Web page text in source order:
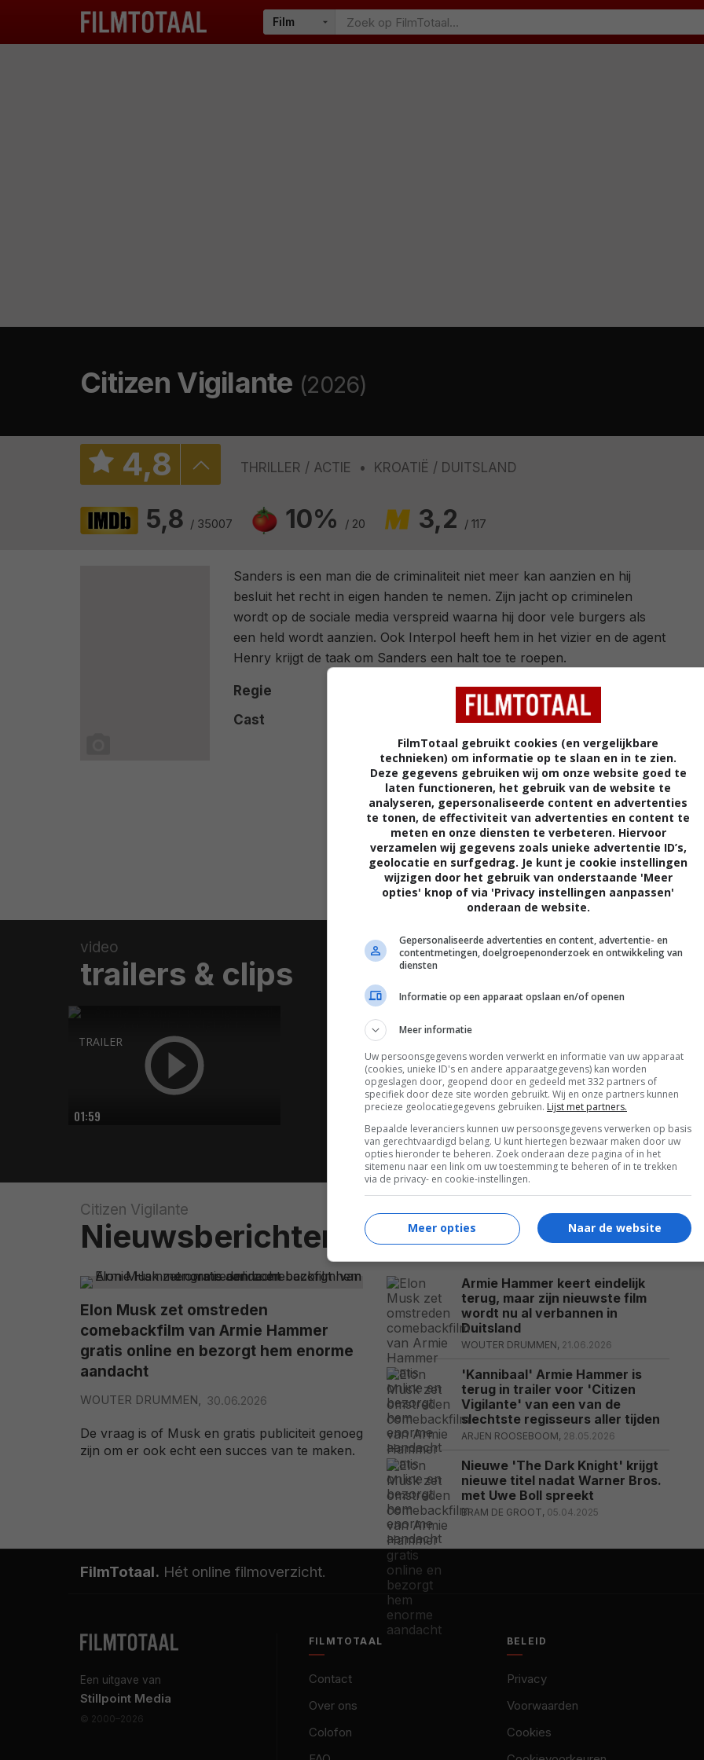
Citizen Vigilante (2026)
4,8 THRILLER ACTIE KROATIË DUITSLAND
5,8 / 35007 10% / 20 3,2 / 117
Sanders is een man die de criminaliteit niet meer kan aanzien en hij
besluit het recht in eigen handen te nemen. Zijn jacht op criminelen
wordt op de sociale media verspreid waarna hij door vele burgers als
een held wordt aanzien. Ook Interpol heeft hem in het vizier en de agent
Henry krijgt de taak om Sanders een halt toe te roepen.
Regie
Cast
Armie Hammer,Costas Mandylor,Neb
Chupin,Dora Dimic Rakar,Lennart Betzgen,
Benjamin Schnau,Dunja Sepcic ,Steffen
Mennekes,Désirée Giorgetti,Vjekoslav
Katusin,Tino Trkulja,Mukit Abdul Hamid,
Elizabeth Zacero,Kresimir Simac,Ema
Masala,Roni Lepej,Milan Papic,Jenny
Paris.
video
trailers & clips
01:59
TRAILER
Citizen Vigilante
Nieuwsberichten
Elon Musk zet omstreden
comebackfilm van Armie Hammer
gratis online en bezorgt hem enorme
aandacht
WOUTER DRUMMEN, 30.06.2026
De vraag is of Musk en gratis publiciteit genoeg
zijn om er ook echt een succes van te maken.
Armie Hammer keert eindelijk
terug, maar zijn nieuwste film
wordt nu al verbannen in
Duitsland
WOUTER DRUMMEN, 21.06.2026
'Kannibaal' Armie Hammer is
terug in trailer voor 'Citizen
Vigilante' van een van de
slechtste regisseurs aller tijden
ARJEN ROOSEBOOM, 28.05.2026
Nieuwe 'The Dark Knight' krijgt
nieuwe titel nadat Warner Bros.
met Uwe Boll spreekt
BRAM DE GROOT, 05.04.2025
FilmTotaal. Hét online filmoverzicht.
Een uitgave van
Stillpoint Media
© 2000–2026
FILMTOTAAL
Contact
Over ons
Colofon
BELEID
Privacy
Voorwaarden
Cookies
FilmTotaal gebruikt cookies (en vergelijkbare
technieken) om informatie op te slaan en in te zien.
Deze gegevens gebruiken wij om onze website goed te
laten functioneren, het gebruik van de website te
analyseren, gepersonaliseerde content en advertenties
te tonen, de effectiviteit van advertenties en content te
meten en onze diensten te verbeteren. Hiervoor
verzamelen wij gegevens zoals unieke advertentie ID’s,
geolocatie en surfgedrag. Je kunt je cookie instellingen
wijzigen door het gebruik van onderstaande 'Meer
opties' knop of via 'Privacy instellingen aanpassen'
onderaan de website.
Gepersonaliseerde advertenties en content, advertentie- en
contentmetingen, doelgroepenonderzoek en ontwikkeling van
diensten
Informatie op een apparaat opslaan en/of openen
Meer informatie
Uw persoonsgegevens worden verwerkt en informatie van uw apparaat
(cookies, unieke ID's en andere apparaatgegevens) kan worden
opgeslagen door, geopend door en gedeeld met 332 partners of
specifiek door deze site worden gebruikt. Wij en onze partners kunnen
precieze geolocatiegegevens gebruiken. Lijst met partners.
Bepaalde leveranciers kunnen uw persoonsgegevens verwerken op basis
van gerechtvaardigd belang. U kunt hiertegen bezwaar maken door uw
opties hieronder te beheren. Zoek onderaan deze pagina of in het
sitemenu naar een link om uw toestemming te beheren of in te trekken
via de privacy- en cookie-instellingen.
Naar de website
Meer opties